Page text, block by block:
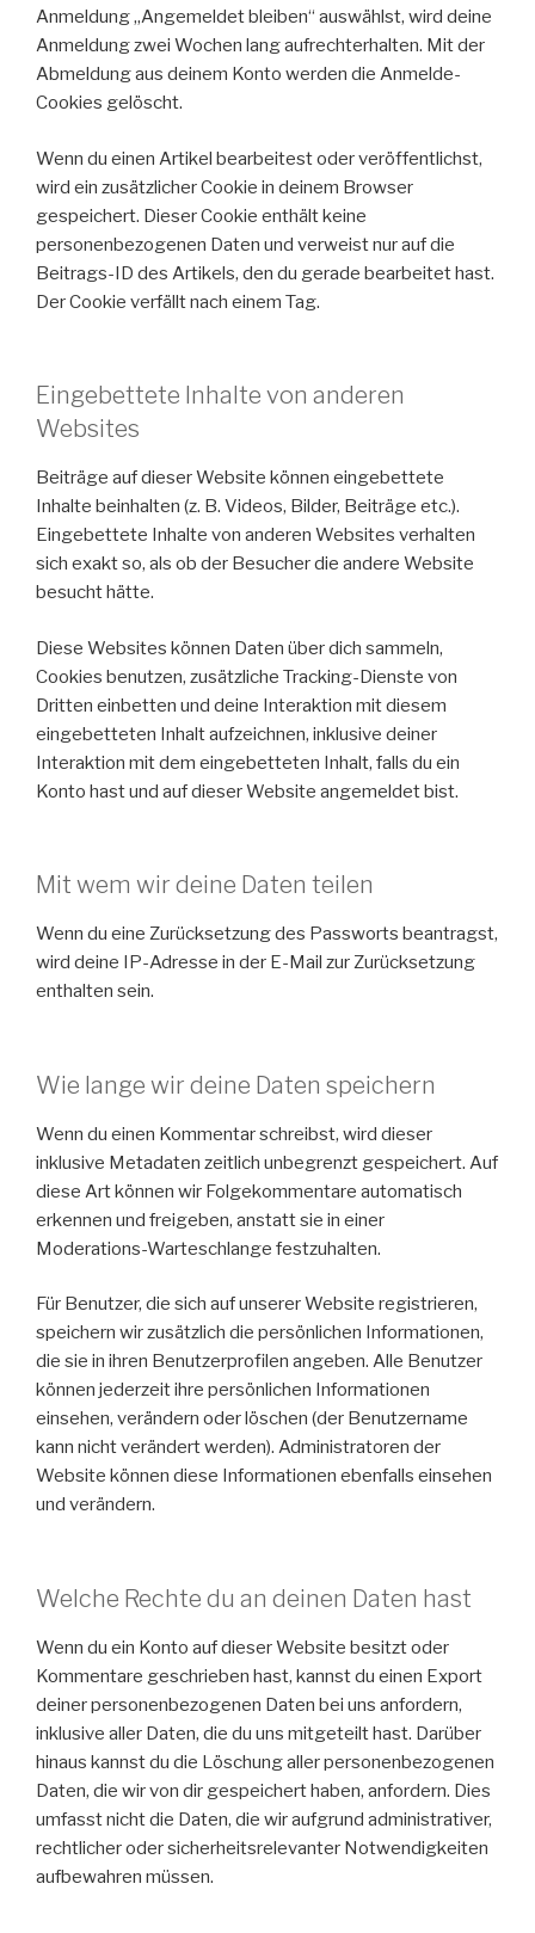
Anmeldung „Angemeldet bleiben“ auswählst, wird deine
Anmeldung zwei Wochen lang aufrechterhalten. Mit der
Abmeldung aus deinem Konto werden die Anmelde-
Cookies gelöscht.
Wenn du einen Artikel bearbeitest oder veröffentlichst,
wird ein zusätzlicher Cookie in deinem Browser
gespeichert. Dieser Cookie enthält keine
personenbezogenen Daten und verweist nur auf die
Beitrags-ID des Artikels, den du gerade bearbeitet hast.
Der Cookie verfällt nach einem Tag.
Eingebettete Inhalte von anderen
Websites
Beiträge auf dieser Website können eingebettete
Inhalte beinhalten (z. B. Videos, Bilder, Beiträge etc.).
Eingebettete Inhalte von anderen Websites verhalten
sich exakt so, als ob der Besucher die andere Website
besucht hätte.
Diese Websites können Daten über dich sammeln,
Cookies benutzen, zusätzliche Tracking-Dienste von
Dritten einbetten und deine Interaktion mit diesem
eingebetteten Inhalt aufzeichnen, inklusive deiner
Interaktion mit dem eingebetteten Inhalt, falls du ein
Konto hast und auf dieser Website angemeldet bist.
Mit wem wir deine Daten teilen
Wenn du eine Zurücksetzung des Passworts beantragst,
wird deine IP-Adresse in der E-Mail zur Zurücksetzung
enthalten sein.
Wie lange wir deine Daten speichern
Wenn du einen Kommentar schreibst, wird dieser
inklusive Metadaten zeitlich unbegrenzt gespeichert. Auf
diese Art können wir Folgekommentare automatisch
erkennen und freigeben, anstatt sie in einer
Moderations-Warteschlange festzuhalten.
Für Benutzer, die sich auf unserer Website registrieren,
speichern wir zusätzlich die persönlichen Informationen,
die sie in ihren Benutzerprofilen angeben. Alle Benutzer
können jederzeit ihre persönlichen Informationen
einsehen, verändern oder löschen (der Benutzername
kann nicht verändert werden). Administratoren der
Website können diese Informationen ebenfalls einsehen
und verändern.
Welche Rechte du an deinen Daten hast
Wenn du ein Konto auf dieser Website besitzt oder
Kommentare geschrieben hast, kannst du einen Export
deiner personenbezogenen Daten bei uns anfordern,
inklusive aller Daten, die du uns mitgeteilt hast. Darüber
hinaus kannst du die Löschung aller personenbezogenen
Daten, die wir von dir gespeichert haben, anfordern. Dies
umfasst nicht die Daten, die wir aufgrund administrativer,
rechtlicher oder sicherheitsrelevanter Notwendigkeiten
aufbewahren müssen.